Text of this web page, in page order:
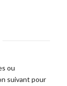
ou
suivant pour